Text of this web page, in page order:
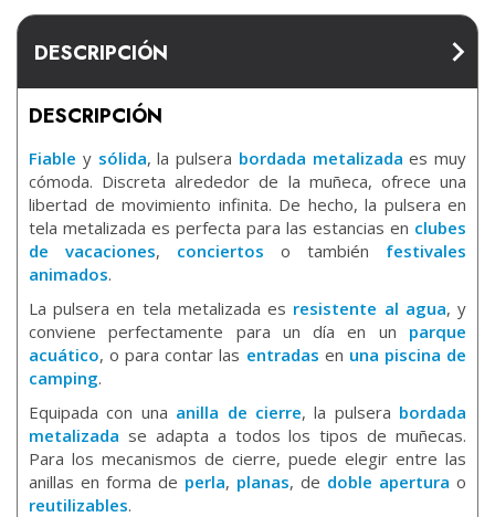
DESCRIPCIÓN
DESCRIPCIÓN
Fiable y sólida, la pulsera bordada metalizada es muy
cómoda. Discreta alrededor de la muñeca, ofrece una
libertad de movimiento infinita. De hecho, la pulsera en
tela metalizada es perfecta para las estancias en clubes
de vacaciones, conciertos o también festivales
animados.
La pulsera en tela metalizada es resistente al agua, y
conviene perfectamente para un día en un parque
acuático, o para contar las entradas en una piscina de
camping.
Equipada con una anilla de cierre, la pulsera bordada
metalizada se adapta a todos los tipos de muñecas.
Para los mecanismos de cierre, puede elegir entre las
anillas en forma de perla, planas, de doble apertura o
reutilizables.